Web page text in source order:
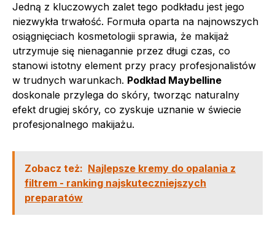
Jedną z kluczowych zalet tego podkładu jest jego
niezwykła trwałość. Formuła oparta na najnowszych
osiągnięciach kosmetologii sprawia, że makijaż
utrzymuje się nienagannie przez długi czas, co
stanowi istotny element przy pracy profesjonalistów
w trudnych warunkach. Podkład Maybelline
doskonale przylega do skóry, tworząc naturalny
efekt drugiej skóry, co zyskuje uznanie w świecie
profesjonalnego makijażu.
Zobacz też: Najlepsze kremy do opalania z
filtrem - ranking najskuteczniejszych
preparatów